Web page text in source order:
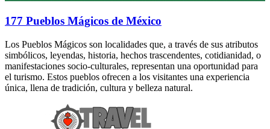
177 Pueblos Mágicos de México
Los Pueblos Mágicos son localidades que, a través de sus atributos
simbólicos, leyendas, historia, hechos trascendentes, cotidianidad, o
manifestaciones socio-culturales, representan una oportunidad para
el turismo. Estos pueblos ofrecen a los visitantes una experiencia
única, llena de tradición, cultura y belleza natural.